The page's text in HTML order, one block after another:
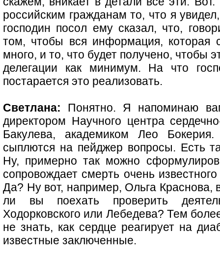
российским гражданам то, что я
господин посол ему сказал, что,
том, чтобы вся информация, которая
много, и то, что будет получено, чтобы
делегации как минимум. На что
постарается это реализовать.
Светлана: Понятно. Я напоминаю
директором Научного центра
Бакулева, академиком Лео
сыплются на пейджер вопросы. Есть
Ну, примерно так можно
сопровождает смерть очень
Да? Ну вот, например, Ольга Краснова,
ли вы поехать проверить
Ходорковского или Лебедева? Тем
не знать, как сердце реагирует на
известные заключенные.